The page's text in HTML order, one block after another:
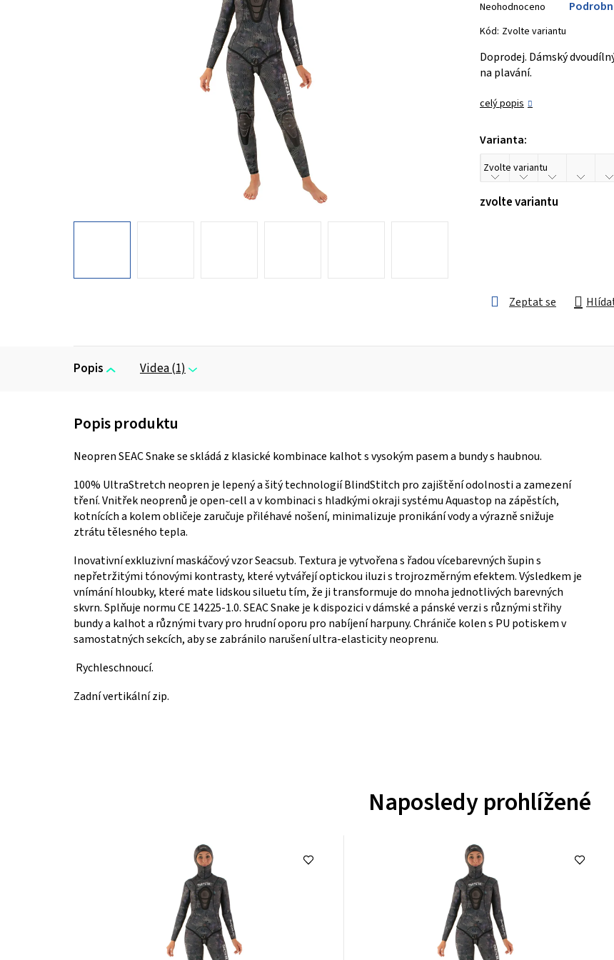
hodnocení
produktu
0,0
z 5
Neohodnoceno
Kód: Zvolte variantu
Doprodej. Dámský
na plavání.
celý popis
Varianta:
zvolte variantu
Zeptat se
Popis Videa (1)
Neopren SEAC Snake se skládá z klasické kombinace kalhot s vysokým pasem a bundy s haubnou.
100% UltraStretch neopren je lepený a šitý technologií BlindStitch pro zajištění odolnosti a zamezení
tření.Vnitřek neoprenů je open-cell a v kombinaci s hladkými okraji systému Aquastop na zápěstích,
kotnících a kolem obličeje zaručuje přiléhavé nošení, minimalizuje pronikání vody a výrazně snižuje
ztrátu tělesného tepla.
Inovativní exkluzivní maskáčový vzor Seacsub. Textura je vytvořena s řadou vícebarevných šupin s
nepřetržitými tónovými kontrasty, které vytvářejí optickou iluzi s trojrozměrným efektem.Výsledkem je
vnímání hloubky, které mate lidskou siluetu tím, že ji transformuje do mnoha jednotlivých barevných
skvrn.Splňuje normu CE 14225-1.0. SEAC Snake je k dispozici v dámské a pánské verzi s různými střihy
bundy a kalhot a různými tvary pro hrudní oporu pro nabíjení harpuny. Chrániče kolen s PU potiskem v
samostatných sekcích, aby se zabránilo narušení ultra-elasticity neoprenu.
Rychleschnoucí.
Zadní vertikální zip.
Naposledy prohlížené